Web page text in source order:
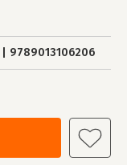
9789013106206